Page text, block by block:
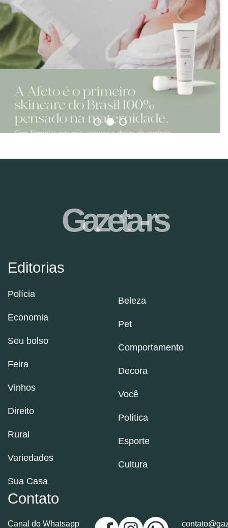
Editorias
Polícia
Economia
Seu bolso
Feira
Vinhos
Direito
Rural
Variedades
Sua Casa
Beleza
Pet
Comportamento
Decora
Você
Política
Esporte
Cultura
Contato
Canal do Whatsapp
Gazeta-rs